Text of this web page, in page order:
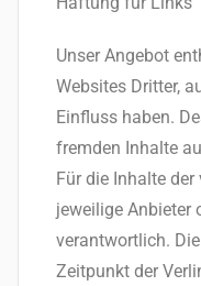
Unser Angebot
Websites Dritter,
Einfluss haben.
fremden Inhalte
Für die Inhalte
jeweilige Anbieter
verantwortlich.
Zeitpunkt der